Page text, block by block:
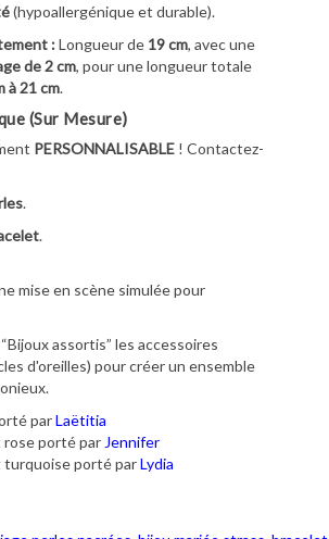
(hypoallergénique et durable).
:Longueur de 19 cm, avec une
de 2 cm, pour une longueur totale
à 21 cm.
(Sur Mesure)
PERSONNALISABLE ! Contactez-
.
.
mise en scène simulée pour
assortis” les accessoires
d'oreilles) pour créer un ensemble
parLaëtitia
rose porté par Jennifer
turquoise porté parLydia